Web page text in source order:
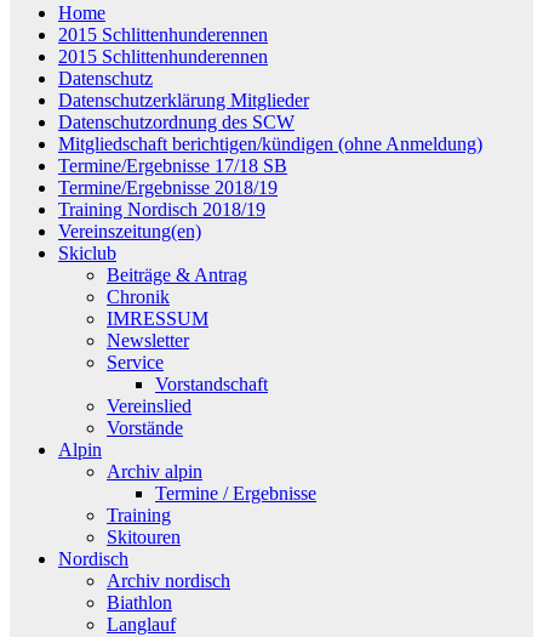
Home
2015 Schlittenhunderennen
2015 Schlittenhunderennen
Datenschutz
Datenschutzerklärung Mitglieder
Datenschutzordnung des SCW
Mitgliedschaft berichtigen/kündigen (ohne Anmeldung)
Termine/Ergebnisse 17/18 SB
Termine/Ergebnisse 2018/19
Training Nordisch 2018/19
Vereinszeitung(en)
Skiclub
Beiträge & Antrag
Chronik
IMRESSUM
Newsletter
Service
Vorstandschaft
Vereinslied
Vorstände
Alpin
Archiv alpin
Termine / Ergebnisse
Training
Skitouren
Nordisch
Archiv nordisch
Biathlon
Langlauf